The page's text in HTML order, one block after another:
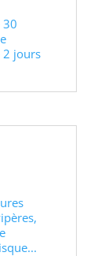
30
2 jours